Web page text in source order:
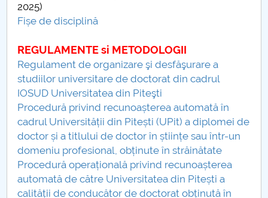
2025)
Fișe de disciplină
REGULAMENTE si METODOLOGII
Regulament de organizare şi desfăşurare a
studiilor universitare de doctorat din cadrul
IOSUD Universitatea din Piteşti
Procedură privind recunoașterea automată în
cadrul Universității din Pitești (UPit) a diplomei de
doctor și a titlului de doctor în științe sau într-un
domeniu profesional, obținute în străinătate
Procedură operațională privind recunoașterea
automată de către Universitatea din Pitești a
calității de conducător de doctorat obținută în